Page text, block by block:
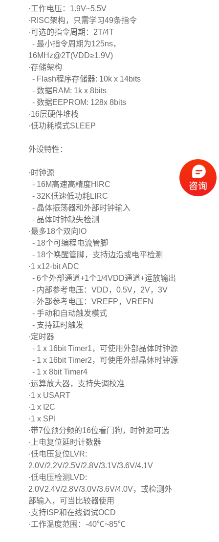
·工作电压：1.9V~5.5V
·RISC架构，只需学习49条指令
·可选的指令周期：2T/4T
- 最小指令周期为125ns，
16MHz@2T(VDD≥1.9V)
·存储架构
- Flash程序存储器: 10k x 14bits
- 数据RAM: 1k x 8bits
- 数据EEPROM: 128x 8bits
·16层硬件堆栈
·低功耗模式SLEEP
外设特性：
·时钟源
- 16M高速高精度HIRC
- 32K低速低功耗LIRC
- 晶体振荡器和外部时钟输入
- 晶体时钟缺失检测
·最多18个双向IO
- 18个可编程电流管脚
- 18个唤醒管脚，支持边沿或电平检测
·1 x12-bit ADC
- 6个外部通道+1个1/4VDD通道+运放输出
- 内部参考电压：VDD，0.5V，2V，3V
- 外部参考电压：VREFP，VREFN
- 手动和自动触发模式
- 支持延时触发
·定时器
- 1 x 16bit Timer1，可使用外部晶体时钟源
- 1 x 16bit Timer2，可使用外部晶体时钟源
- 1 x 8bit Timer4
·运算放大器，支持失调校准
·1 x USART
·1 x I2C
·1 x SPI
·带7位预分频的16位看门狗，时钟源可选
·上电复位延时计数器
·低电压复位LVR:
2.0V/2.2V/2.5V/2.8V/3.1V/3.6V/4.1V
·低电压检测LVD:
2.0V2.4V/2.8V/3.0V/3.6V/4.0V，或检测外
部输入，可当比较器使用
·支持ISP和在线调试OCD
·工作温度范围：-40℃~85℃